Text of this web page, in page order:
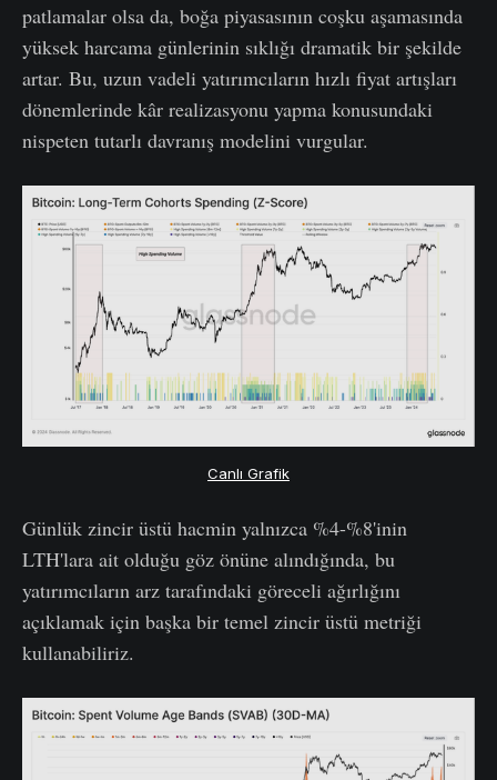
patlamalar olsa da, boğa piyasasının coşku aşamasında
yüksek harcama günlerinin sıklığı dramatik bir şekilde
artar. Bu, uzun vadeli yatırımcıların hızlı fiyat artışları
dönemlerinde kâr realizasyonu yapma konusundaki
nispeten tutarlı davranış modelini vurgular.
Canlı Grafik
Günlük zincir üstü hacmin yalnızca %4-%8'inin
LTH'lara ait olduğu göz önüne alındığında, bu
yatırımcıların arz tarafındaki göreceli ağırlığını
açıklamak için başka bir temel zincir üstü metriği
kullanabiliriz.